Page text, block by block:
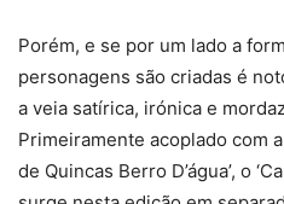
Porém, e se por um lado a
personagens são criadas é
a veia satírica, irónica e
Primeiramente acoplado com
de Quincas Berro D’água’, o